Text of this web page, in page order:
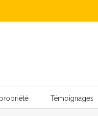
Témoignages